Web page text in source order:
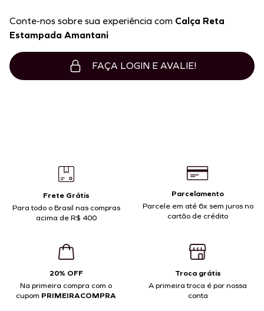
Conte-nos sobre sua experiência com Calça Reta
Estampada Amantani
FAÇA LOGIN E AVALIE!
Frete Grátis
Para todo o Brasil nas compras
acima de R$ 400
Parcelamento
Parcele em até 6x sem juros no
cartão de crédito
20% OFF
Na primeira compra com o
cupom PRIMEIRACOMPRA
Troca grátis
A primeira troca é por nossa
conta